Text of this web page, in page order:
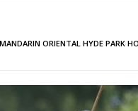
MANDARIN ORIENTAL HYDE PARK